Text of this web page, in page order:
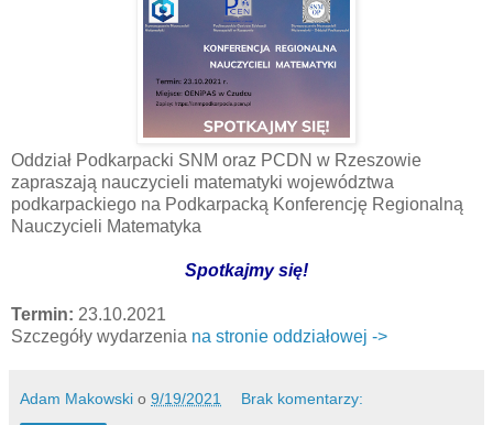
Oddział Podkarpacki SNM oraz PCDN w Rzeszowie
zapraszają nauczycieli matematyki województwa
podkarpackiego na Podkarpacką Konferencję Regionalną
Nauczycieli Matematyka
Spotkajmy się!
Termin: 23.10.2021
Szczegóły wydarzenia na stronie oddziałowej ->
Adam Makowski o 9/19/2021 Brak komentarzy: